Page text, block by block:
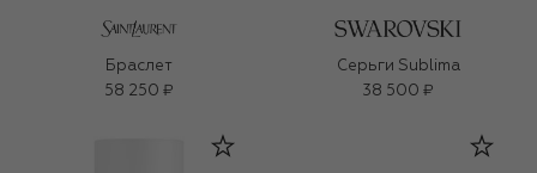
Браслет
58 250 ₽
Серьги Sublima
38 500 ₽